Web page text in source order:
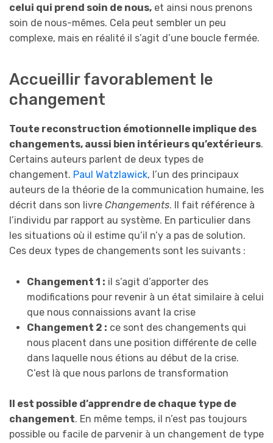
celui qui prend soin de nous, et ainsi nous prenons
soin de nous-mêmes. Cela peut sembler un peu
complexe, mais en réalité il s’agit d’une boucle fermée.
Accueillir favorablement le
changement
Toute reconstruction émotionnelle implique des
changements, aussi bien intérieurs qu’extérieurs.
Certains auteurs parlent de deux types de
changement. Paul Watzlawick, l’un des principaux
auteurs de la théorie de la communication humaine, les
décrit dans son livre Changements. Il fait référence à
l’individu par rapport au système. En particulier dans
les situations où il estime qu’il n’y a pas de solution.
Ces deux types de changements sont les suivants :
Changement 1 : il s’agit d’apporter des
modifications pour revenir à un état similaire à celui
que nous connaissions avant la crise
Changement 2 : ce sont des changements qui
nous placent dans une position différente de celle
dans laquelle nous étions au début de la crise.
C’est là que nous parlons de transformation
Il est possible d’apprendre de chaque type de
changement. En même temps, il n’est pas toujours
possible ou facile de parvenir à un changement de type